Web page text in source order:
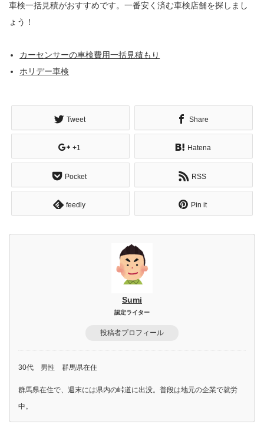
車検一括見積がおすすめです。一番安く済む車検店舗を探しまし
ょう！
カーセンサーの車検費用一括見積もり
ホリデー車検
Tweet Share
+1 Hatena
Pocket RSS
feedly Pin it
Sumi
認定ライター
投稿者プロフィール
30代 男性 群馬県在住
群馬県在住で、週末には県内の峠道に出没。普段は地元の企業で就労
中。